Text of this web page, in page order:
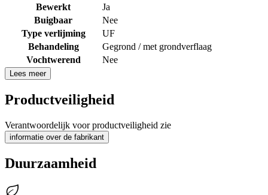
Bewerkt
Ja
Buigbaar
Nee
Type verlijming
UF
Behandeling
Gegrond / met grondverflaag
Vochtwerend
Nee
Lees meer
Productveiligheid
Verantwoordelijk voor productveiligheid zie
informatie over de fabrikant
Duurzaamheid